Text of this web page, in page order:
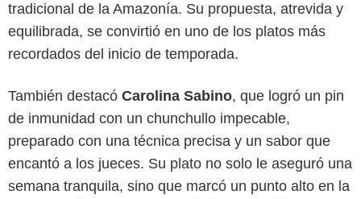
tradicional de la Amazonía. Su propuesta, atrevida y
equilibrada, se convirtió en uno de los platos más
recordados del inicio de temporada.
También destacó Carolina Sabino, que logró un pin
de inmunidad con un chunchullo impecable,
preparado con una técnica precisa y un sabor que
encantó a los jueces. Su plato no solo le aseguró una
semana tranquila, sino que marcó un punto alto en la
Canal RCN